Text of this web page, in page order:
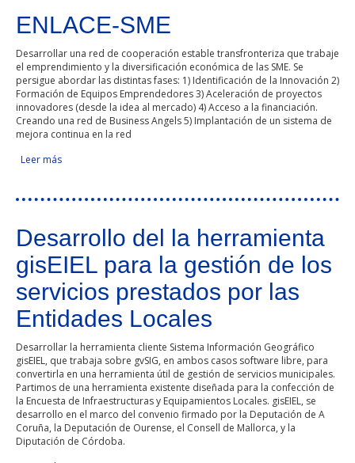
ENLACE-SME
Desarrollar una red de cooperación estable transfronteriza que trabaje
el emprendimiento y la diversificación económica de las SME. Se
persigue abordar las distintas fases: 1) Identificación de la Innovación 2)
Formación de Equipos Emprendedores 3) Aceleración de proyectos
innovadores (desde la idea al mercado) 4) Acceso a la financiación.
Creando una red de Business Angels 5) Implantación de un sistema de
mejora continua en la red
Leer más
Desarrollo del la herramienta
gisEIEL para la gestión de los
servicios prestados por las
Entidades Locales
Desarrollar la herramienta cliente Sistema Información Geográfico
gisEIEL, que trabaja sobre gvSIG, en ambos casos software libre, para
convertirla en una herramienta útil de gestión de servicios municipales.
Partimos de una herramienta existente diseñada para la confección de
la Encuesta de Infraestructuras y Equipamientos Locales. gisEIEL, se
desarrollo en el marco del convenio firmado por la Deputación de A
Coruña, la Deputación de Ourense, el Consell de Mallorca, y la
Diputación de Córdoba.